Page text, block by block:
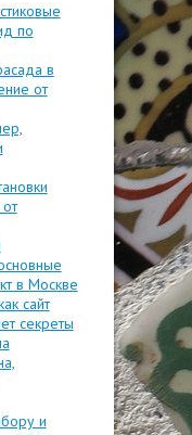
по
в
от
в Москве
сайт
секреты
и